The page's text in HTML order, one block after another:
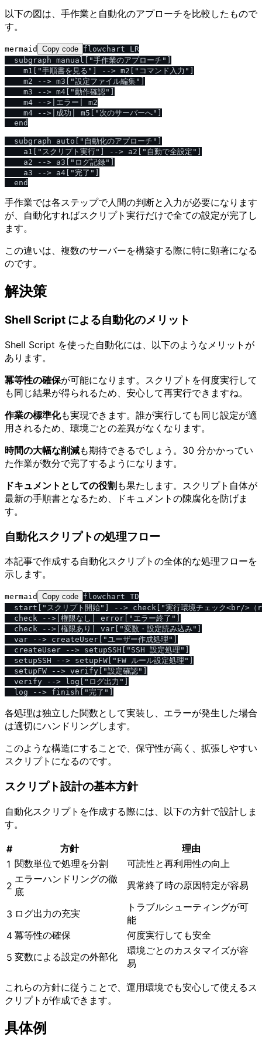
以下の図は、手作業と自動化のアプローチを比較したもので
す。
mermaid Copy code flowchart LR
  subgraph manual["手作業のアプローチ"]
    m1["手順書を見る"] --> m2["コマンド入力"]
    m2 --> m3["設定ファイル編集"]
    m3 --> m4["動作確認"]
    m4 -->|エラー| m2
    m4 -->|成功| m5["次のサーバーへ"]
  end
  subgraph auto["自動化のアプローチ"]
    a1["スクリプト実行"] --> a2["自動で全設定"]
    a2 --> a3["ログ記録"]
    a3 --> a4["完了"]
手作業では各ステップで人間の判断と入力が必要になります
が、自動化すればスクリプト実行だけで全ての設定が完了し
ます。
この違いは、複数のサーバーを構築する際に特に顕著になる
のです。
解決策
Shell Script による自動化のメリット
Shell Script を使った自動化には、以下のようなメリットが
あります。
冪等性の確保が可能になります。スクリプトを何度実行して
も同じ結果が得られるため、安心して再実行できますね。
作業の標準化も実現できます。誰が実行しても同じ設定が適
用されるため、環境ごとの差異がなくなります。
時間の大幅な削減も期待できるでしょう。30 分かかってい
た作業が数分で完了するようになります。
ドキュメントとしての役割も果たします。スクリプト自体が
最新の手順書となるため、ドキュメントの陳腐化を防げま
す。
自動化スクリプトの処理フロー
本記事で作成する自動化スクリプトの全体的な処理フローを
示します。
mermaid Copy code flowchart TD
start["スクリプト開始"] --> check["実行環境チェック<br/>（
  check -->|権限なし| error["エラー終了"]
  check -->|権限あり| var["変数・設定読み込み"]
  var --> createUser["ユーザー作成処理"]
  createUser --> setupSSH["SSH 設定処理"]
  setupSSH --> setupFW["FW ルール設定処理"]
  setupFW --> verify["設定確認"]
  verify --> log["ログ出力"]
各処理は独立した関数として実装し、エラーが発生した場合
は適切にハンドリングします。
このような構造にすることで、保守性が高く、拡張しやすい
スクリプトになるのです。
スクリプト設計の基本方針
自動化スクリプトを作成する際には、以下の方針で設計しま
す。
# 方針
理由
1 関数単位で処理を分割
可読性と再利用性の向上
2
エラーハンドリングの徹
底
異常終了時の原因特定が容易
3 ログ出力の充実
トラブルシューティングが可
能
4 冪等性の確保
何度実行しても安全
5 変数による設定の外部化
環境ごとのカスタマイズが容
易
これらの方針に従うことで、運用環境でも安心して使えるス
クリプトが作成できます。
具体例